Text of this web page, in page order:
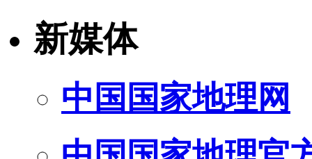
新媒体
中国国家地理网